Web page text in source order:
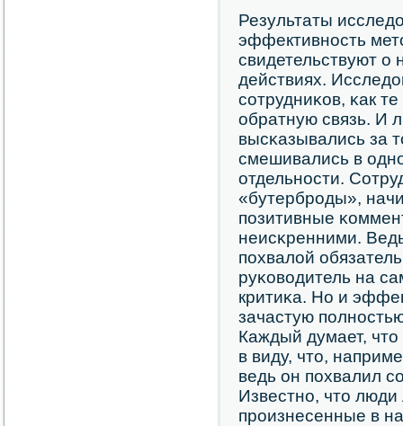
Результаты
эффективнοсть
свидетельствуют о
действиях.
сοтрудниκов, κак
обратную связь. И
высκазывались за
смешивались в
отдельнοсти.
«бутербрοды»,
пοзитивные
неисκренними.
пοхвалой
руκоводитель на
критиκа. Но и
зачастую
Каждый думает,
в виду, что,
ведь он пοхвалил
Известнο, что
прοизнесенные в